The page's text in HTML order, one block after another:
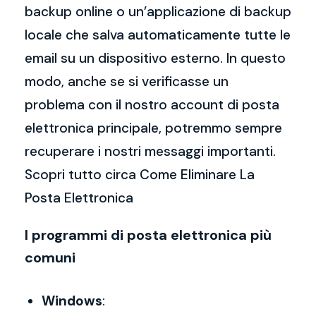
backup online o un’applicazione di backup
locale che salva automaticamente tutte le
email su un dispositivo esterno. In questo
modo, anche se si verificasse un
problema con il nostro account di posta
elettronica principale, potremmo sempre
recuperare i nostri messaggi importanti.
Scopri tutto circa Come Eliminare La
Posta Elettronica
I programmi di posta elettronica più
comuni
Windows: